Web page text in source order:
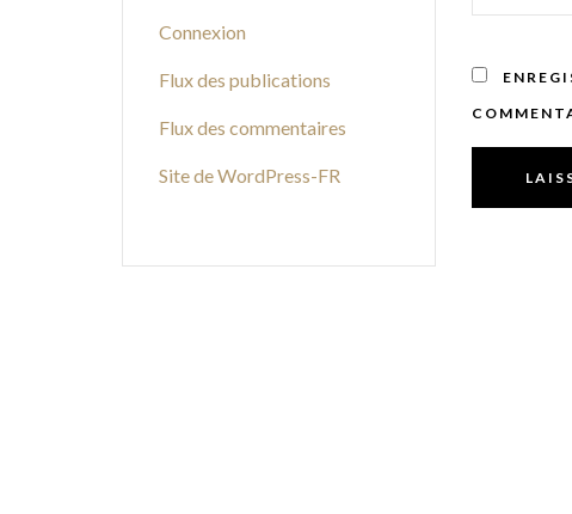
Connexion
Flux des publications
Flux des commentaires
Site de WordPress-FR